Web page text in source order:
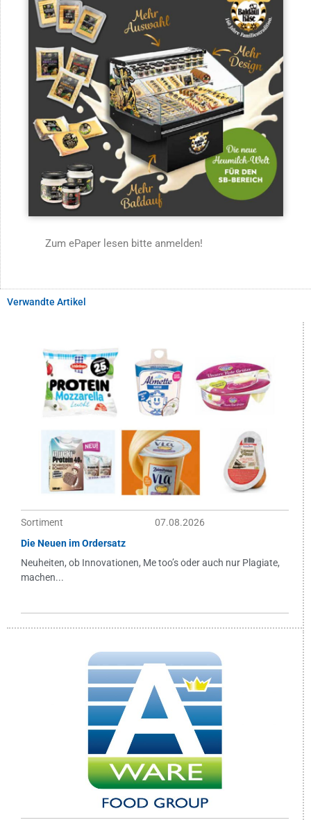
Zum ePaper lesen bitte anmelden!
Verwandte Artikel
Sortiment
07.08.2026
Die Neuen im Ordersatz
Neuheiten, ob Innovationen, Me too’s oder auch nur Plagiate,
machen...